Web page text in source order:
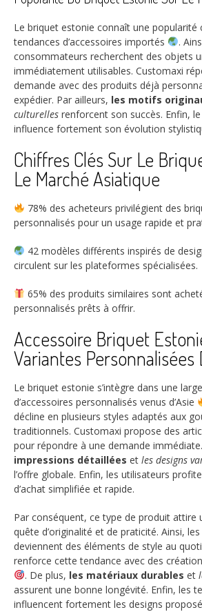
Le briquet estonie connaît une popularité
tendances d’accessoires importés
.
consommateurs recherchent des objets
immédiatement utilisables. Customaxi
demande avec des produits déjà
expédier. Par ailleurs, les motifs
culturelles renforcent son succès. Enfin,
influence fortement son évolution
Chiffres Clés Sur Le
Le Marché Asiatique
78% des acheteurs privilégient des
personnalisés pour un usage rapide et
42modèles différents inspirés de
circulent sur les plateformes spécialisées.
65% des produits similaires sont
personnalisés prêts à offrir.
Accessoire Briquet
Variantes Personnalisées
Le briquet estonie s’intègre dans une
d’accessoires personnalisés venus d’Asie
décline en plusieurs styles adaptés aux
traditionnels. Customaxi propose des
pour répondre à une demande
impressions détaillées et les designs
l’offre globale. Enfin, les utilisateurs
d’achat simplifiée et rapide.
Par conséquent, ce type de produit attire
quête d’originalité et de praticité. Ainsi,
deviennent des éléments de style au
renforce cette tendance avec des
. De plus, les matériaux durables et
assurent une bonne longévité. Enfin, les
influencent fortement les designs